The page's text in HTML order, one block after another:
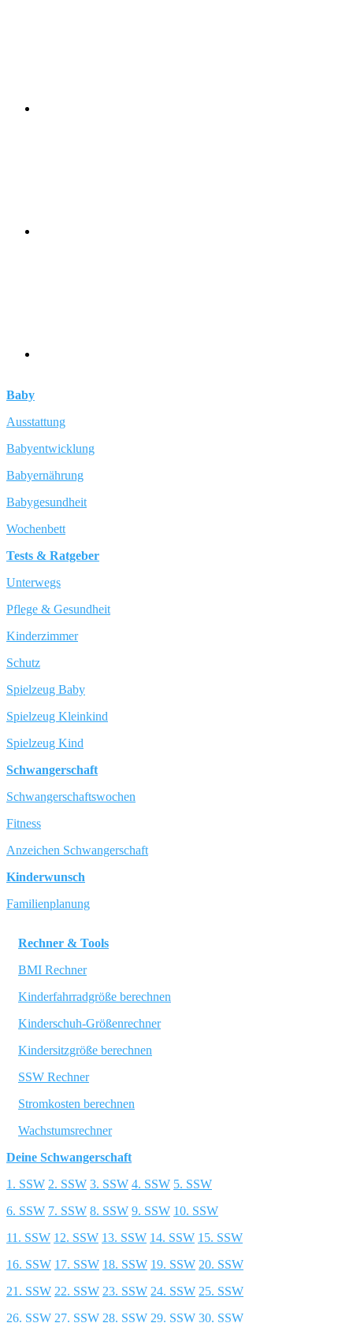
Baby
Ausstattung
Babyentwicklung
Babyernährung
Babygesundheit
Wochenbett
Tests & Ratgeber
Unterwegs
Pflege & Gesundheit
Kinderzimmer
Schutz
Spielzeug Baby
Spielzeug Kleinkind
Spielzeug Kind
Schwangerschaft
Schwangerschaftswochen
Fitness
Anzeichen Schwangerschaft
Kinderwunsch
Familienplanung
Rechner & Tools
BMI Rechner
Kinderfahrradgröße berechnen
Kinderschuh-Größenrechner
Kindersitzgröße berechnen
SSW Rechner
Stromkosten berechnen
Wachstumsrechner
Deine Schwangerschaft
1. SSW 2. SSW 3. SSW 4. SSW 5. SSW
6. SSW 7. SSW 8. SSW 9. SSW 10. SSW
11. SSW 12. SSW 13. SSW 14. SSW 15. SSW
16. SSW 17. SSW 18. SSW 19. SSW 20. SSW
21. SSW 22. SSW 23. SSW 24. SSW 25. SSW
26. SSW 27. SSW 28. SSW 29. SSW 30. SSW